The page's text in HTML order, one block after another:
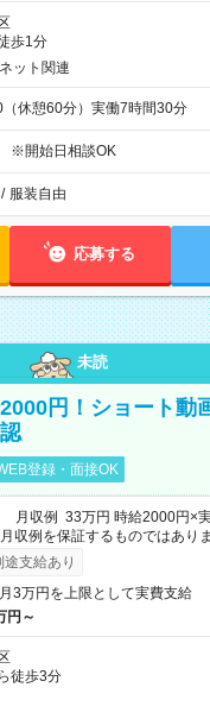
歩1分
ット関連
休憩60分）実働7時間30分
※開始日相談OK
/ 服装自由
応募する
未読
円！ショート動
登録・面接OK
月収例 33万円 時給2000円×
収例を保証するものではあり
利用可（利用条件有）
支給あり
3万円を上限として実費支給
円～
徒歩3分